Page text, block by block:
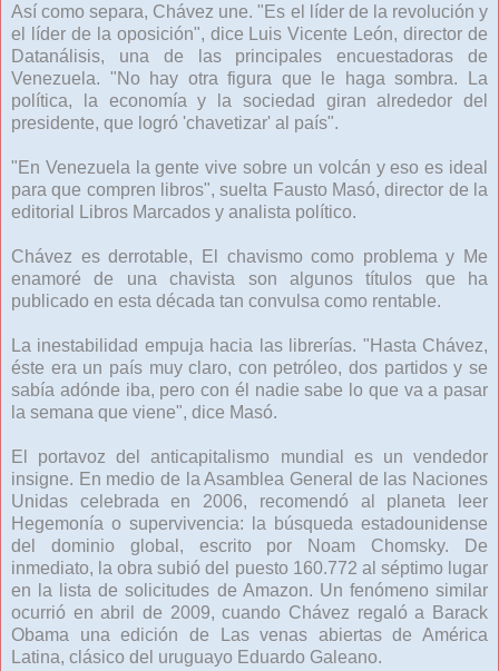
Así como separa, Chávez une. "Es el líder de la revolución y
el líder de la oposición", dice Luis Vicente León, director de
Datanálisis, una de las principales encuestadoras de
Venezuela. "No hay otra figura que le haga sombra. La
política, la economía y la sociedad giran alrededor del
presidente, que logró 'chavetizar' al país".
"En Venezuela la gente vive sobre un volcán y eso es ideal
para que compren libros", suelta Fausto Masó, director de la
editorial Libros Marcados y analista político.
Chávez es derrotable, El chavismo como problema y Me
enamoré de una chavista son algunos títulos que ha
publicado en esta década tan convulsa como rentable.
La inestabilidad empuja hacia las librerías. "Hasta Chávez,
éste era un país muy claro, con petróleo, dos partidos y se
sabía adónde iba, pero con él nadie sabe lo que va a pasar
la semana que viene", dice Masó.
El portavoz del anticapitalismo mundial es un vendedor
insigne. En medio de la Asamblea General de las Naciones
Unidas celebrada en 2006, recomendó al planeta leer
Hegemonía o supervivencia: la búsqueda estadounidense
del dominio global, escrito por Noam Chomsky. De
inmediato, la obra subió del puesto 160.772 al séptimo lugar
en la lista de solicitudes de Amazon. Un fenómeno similar
ocurrió en abril de 2009, cuando Chávez regaló a Barack
Obama una edición de Las venas abiertas de América
Latina, clásico del uruguayo Eduardo Galeano.